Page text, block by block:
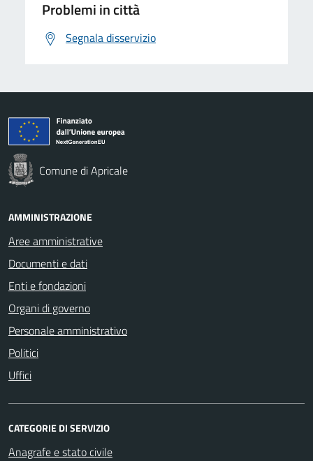
Problemi in città
Segnala disservizio
Comune di Apricale
AMMINISTRAZIONE
Aree amministrative
Documenti e dati
Enti e fondazioni
Organi di governo
Personale amministrativo
Politici
Uffici
CATEGORIE DI SERVIZIO
Anagrafe e stato civile